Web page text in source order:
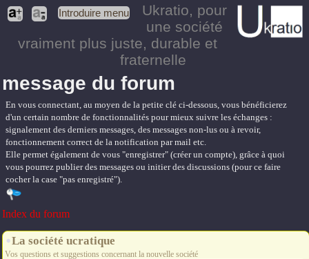
Introduire menu Ukratio, pour
une société
vraiment plus juste, durable et
fraternelle
message du forum
En vous connectant, au moyen de la petite clé ci-dessous, vous bénéficierez
d'un certain nombre de fonctionnalités pour mieux suivre les échanges :
signalement des derniers messages, des messages non-lus ou à revoir,
fonctionnement correct de la notification par mail etc.
Elle permet également de vous "enregistrer" (créer un compte), grâce à quoi
vous pourrez publier des messages ou initier des discussions (pour ce faire
cocher la case "pas enregistré").
Index du forum
La société ucratique
Vos questions et suggestions concernant la nouvelle société